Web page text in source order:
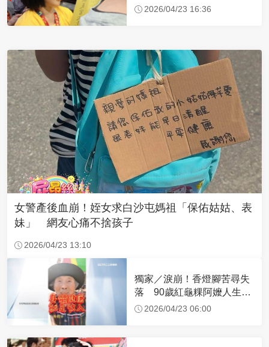
布忍尿5小時不喊累
2026/04/23 16:36
女警產後血崩！姪女求白沙屯媽祖「保佑姑姑、表
妹」 網友心痛不捨孩子
2026/04/23 13:10
獨家／淚崩！香燈腳苦尋失
落 90歲紅龜粿阿嬤人生謝
幕2026/04/23 06:00